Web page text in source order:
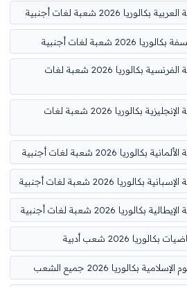
2026 شعبة لغات أجنبية
شعبة لغات أجنبية
تصحيح موضوع اللغة الفرنسية بكالوريا 2026 شعبة لغات
تصحيح موضوع اللغة الإنجليزية بكالوريا 2026 شعبة لغات
2026 شعبة لغات أجنبية
2026 شعبة لغات أجنبية
2026 شعبة لغات أجنبية
2026 شعب أدبية
بكالوريا 2026 جميع الشعب